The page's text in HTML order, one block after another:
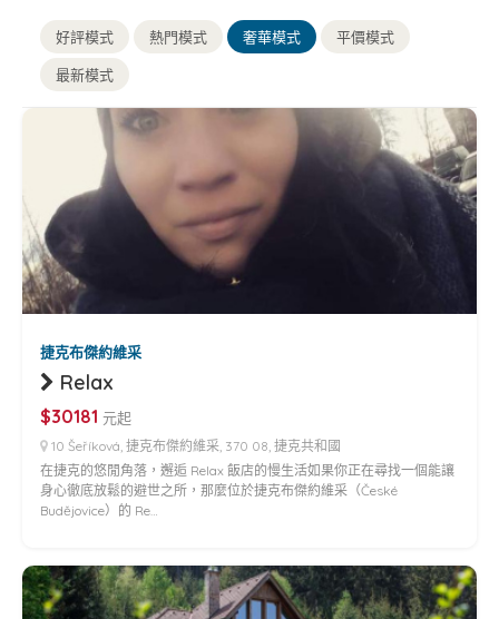
好評模式 熱門模式 奢華模式 平價模式
最新模式
捷克布傑約維采
Relax
$30181 元起
10 Šeříková, 捷克布傑約維采, 370 08, 捷克共和國
在捷克的悠閒角落，邂逅 Relax 飯店的慢生活如果你正在尋找一個能讓
身心徹底放鬆的避世之所，那麼位於捷克布傑約維采（České
Budějovice）的 Re…